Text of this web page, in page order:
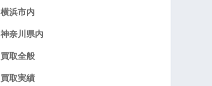
横浜市内
神奈川県内
買取全般
買取実績